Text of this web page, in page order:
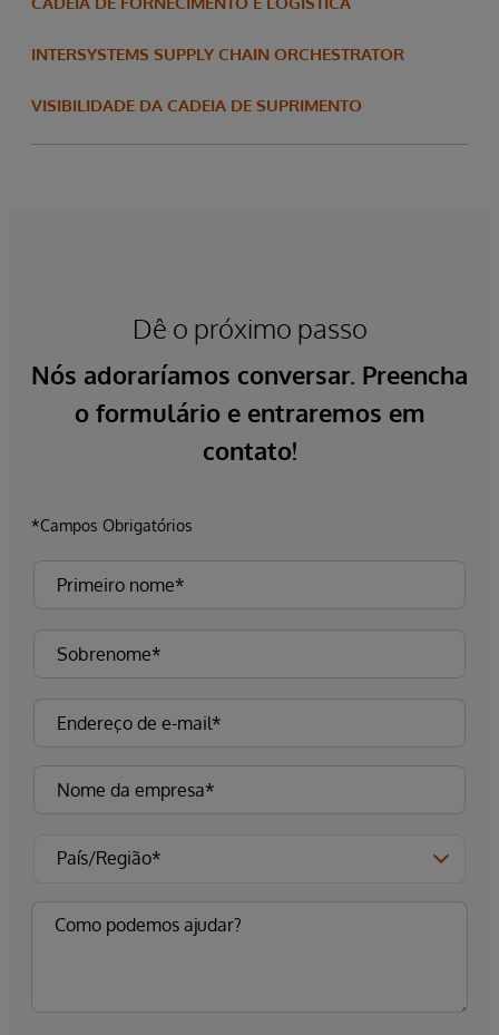
INTERSYSTEMS SUPPLY CHAIN ORCHESTRATOR
VISIBILIDADE DA CADEIA DE SUPRIMENTO
Dê o próximo passo
Nós adoraríamos conversar. Preencha
o formulário e entraremos em
contato!
*Campos Obrigatórios